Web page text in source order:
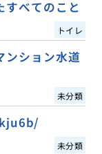
すべてのこと
トイレ
ンション水道
未分類
未分類